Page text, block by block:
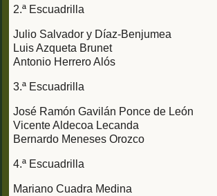
2.ª Escuadrilla
Julio Salvador y Díaz-Benjumea
Luis Azqueta Brunet
Antonio Herrero Alós
3.ª Escuadrilla
José Ramón Gavilán Ponce de León
Vicente Aldecoa Lecanda
Bernardo Meneses Orozco
4.ª Escuadrilla
Mariano Cuadra Medina